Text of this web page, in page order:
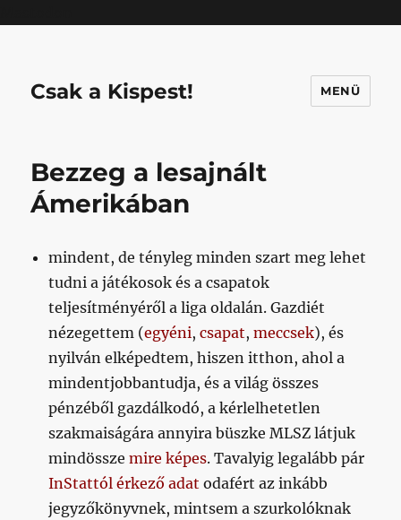
Csak a Kispest! MENÜ
Bezzeg a lesajnált
Ámerikában
mindent, de tényleg minden szart meg lehet
tudni a játékosok és a csapatok
teljesítményéről a liga oldalán. Gazdiét
nézegettem (egyéni,csapat,meccsek), és
nyilván elképedtem, hiszen itthon, ahol a
mindentjobbantudja, és a világ összes
pénzéből gazdálkodó, a kérlelhetetlen
szakmaiságára annyira büszke MLSZ látjuk
mindösszemire képes. Tavalyig legalább pár
InStattól érkező adat odafért az inkább
jegyzőkönyvnek, mintsem a szurkolóknak